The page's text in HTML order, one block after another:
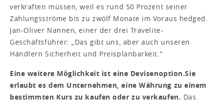
verkraften müssen, weil es rund 50 Prozent seiner
Zahlungsströme bis zu zwölf Monate im Voraus hedged.
Jan-Oliver Nannen, einer der drei Travelite-
Geschäftsführer: „Das gibt uns, aber auch unseren
Händlern Sicherheit und Preisplanbarkeit.“
Eine weitere Möglichkeit ist eine Devisenoption.Sie
erlaubt es dem Unternehmen, eine Währung zu einem
bestimmten Kurs zu kaufen oder zu verkaufen. Das